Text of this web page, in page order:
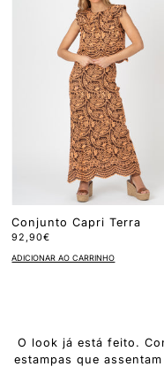
Conjunto Capri Terra
92,90€
ADICIONAR AO CARRINHO
O look já está feito.
estampas que